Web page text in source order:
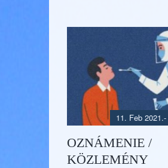
-
11. Feb 2021.
OZNÁMENIE /
KÖZLEMÉNY